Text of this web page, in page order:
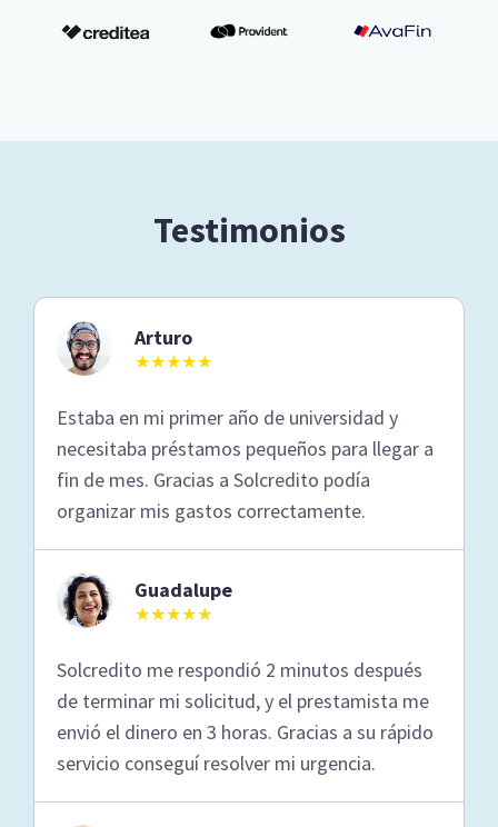
Testimonios
Arturo
★★★★★
Estaba en mi primer año de universidad y
necesitaba préstamos pequeños para llegar a
fin de mes. Gracias a Solcredito podía
organizar mis gastos correctamente.
Guadalupe
★★★★★
Solcredito me respondió 2 minutos después
de terminar mi solicitud, y el prestamista me
envió el dinero en 3 horas. Gracias a su rápido
servicio conseguí resolver mi urgencia.